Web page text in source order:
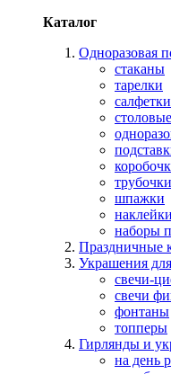
Каталог
Одноразовая
стаканы
тарелки
салфетки
шпажки
наборы
Праздничные
Украшения
свечи-
свечи
фонтаны
топперы
Гирлянды и
на день